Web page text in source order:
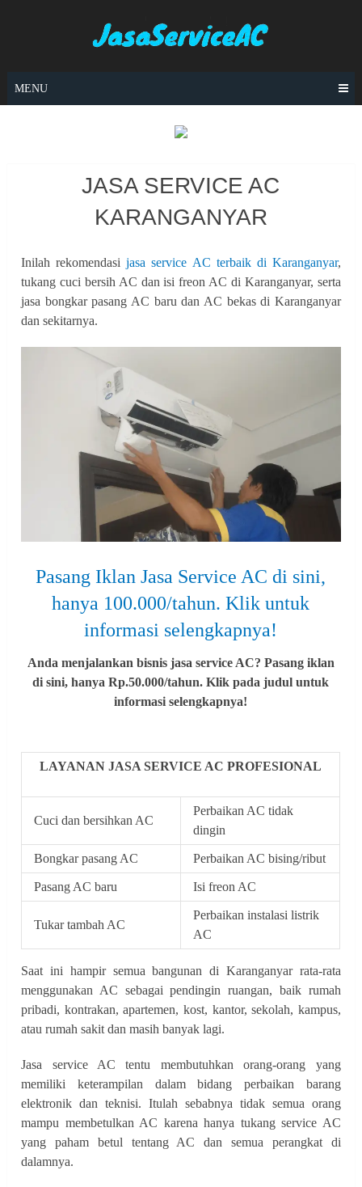
MENU
JASA SERVICE AC
KARANGANYAR
Inilah rekomendasijasa service AC terbaik di Karanganyar,
tukang cuci bersih AC dan isi freon AC di Karanganyar, serta
jasa bongkar pasang AC baru dan AC bekas di Karanganyar
dan sekitarnya.
Pasang Iklan Jasa Service AC di sini,
hanya 100.000/tahun. Klik untuk
informasi selengkapnya!
Anda menjalankan bisnis jasa service AC? Pasang iklan
di sini, hanya Rp.50.000/tahun. Klik pada judul untuk
informasi selengkapnya!
LAYANAN JASA SERVICE AC PROFESIONAL
Cuci dan bersihkan AC
Perbaikan AC tidak
dingin
Bongkar pasang AC Perbaikan AC bising/ribut
Pasang AC baru Isi freon AC
Tukar tambah AC
Perbaikan instalasi listrik
AC
Saat ini hampir semua bangunan di Karanganyar rata-rata
menggunakan AC sebagai pendingin ruangan, baik rumah
pribadi, kontrakan, apartemen, kost, kantor, sekolah, kampus,
atau rumah sakit dan masih banyak lagi.
Jasa service AC tentu membutuhkan orang-orang yang
memiliki keterampilan dalam bidang perbaikan barang
elektronik dan teknisi. Itulah sebabnya tidak semua orang
mampu membetulkan AC karena hanya tukang service AC
yang paham betul tentang AC dan semua perangkat di
dalamnya.